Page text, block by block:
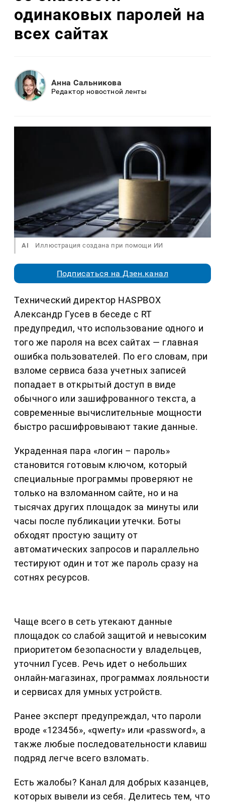
одинаковых паролей на
всех сайтах
Анна Сальникова
Редактор новостной ленты
AI Иллюстрация создана при помощи ИИ
Подписаться на Дзен.канал
Технический директор HASPBOX
Александр Гусев в беседе с RT
предупредил, что использование одного и
того же пароля на всех сайтах — главная
ошибка пользователей. По его словам, при
взломе сервиса база учетных записей
попадает в открытый доступ в виде
обычного или зашифрованного текста, а
современные вычислительные мощности
быстро расшифровывают такие данные.
Украденная пара «логин – пароль»
становится готовым ключом, который
специальные программы проверяют не
только на взломанном сайте, но и на
тысячах других площадок за минуты или
часы после публикации утечки. Боты
обходят простую защиту от
автоматических запросов и параллельно
тестируют один и тот же пароль сразу на
сотнях ресурсов.
Чаще всего в сеть утекают данные
площадок со слабой защитой и невысоким
приоритетом безопасности у владельцев,
уточнил Гусев. Речь идет о небольших
онлайн-магазинах, программах лояльности
и сервисах для умных устройств.
Ранее эксперт предупреждал, что пароли
вроде «123456», «qwerty» или «password», а
также любые последовательности клавиш
подряд легче всего взломать.
Есть жалобы? Канал для добрых казанцев,
которых вывели из себя. Делитеcь тем, что